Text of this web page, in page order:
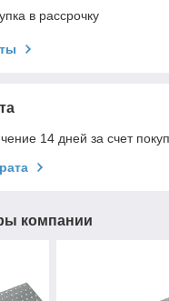
в рассрочку
14 дней за счет
компании